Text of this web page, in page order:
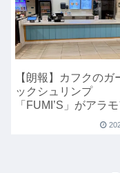
【朗報】カフクのガ
ックシュリンプ
「FUMI’S」がアラ
のフードコートにオ